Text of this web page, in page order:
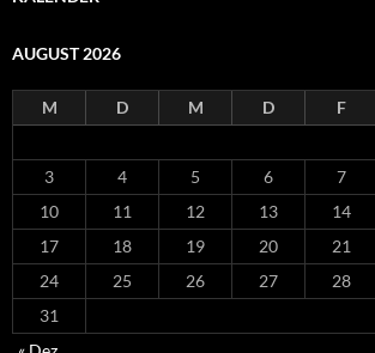
AUGUST 2026
M D M D F
3
4 5 6 7
10
11 12 13 14
17
18 19 20 21
24
25 26 27 28
31